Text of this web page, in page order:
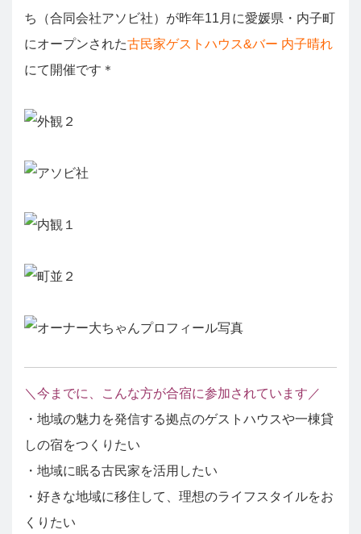
ち（合同会社アソビ社）が昨年11月に愛媛県・内子町
にオープンされた古民家ゲストハウス&バー 内子晴れ
にて開催です＊
＼今までに、こんな方が合宿に参加されています／
・地域の魅力を発信する拠点のゲストハウスや一棟貸
しの宿をつくりたい
・地域に眠る古民家を活用したい
・好きな地域に移住して、理想のライフスタイルをお
くりたい